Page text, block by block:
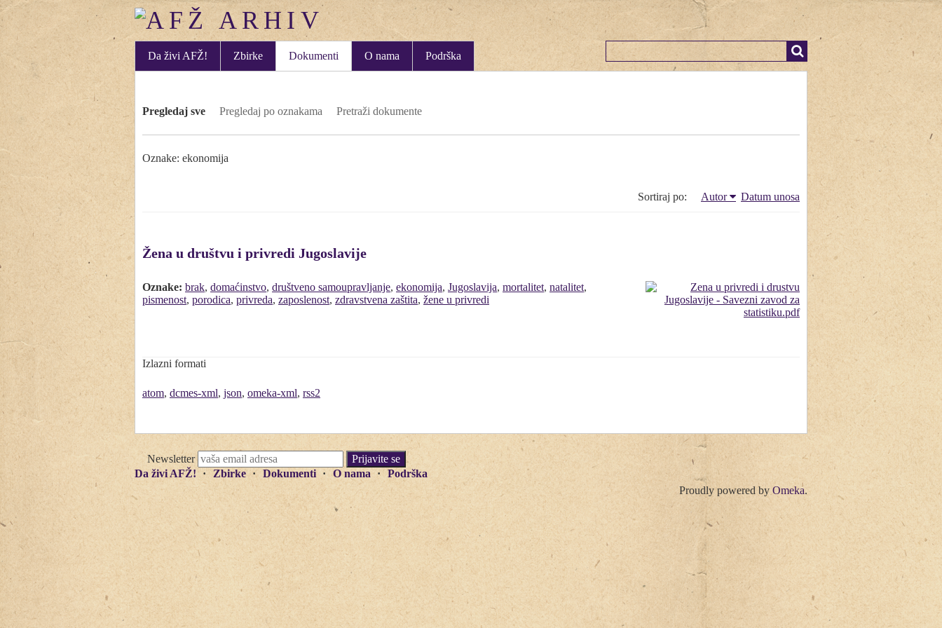
Da živi AFŽ! Zbirke Dokumenti O nama Podrška
Pregledaj sve Pregledaj po oznakama Pretraži dokumente
Oznake: ekonomija
Sortiraj po: Autor Datum unosa
Žena u društvu i privredi Jugoslavije
Oznake: brak, domaćinstvo, društveno samoupravljanje, ekonomija, Jugoslavija, mortalitet, natalitet,
pismenost, porodica, privreda, zaposlenost, zdravstvena zaštita, žene u privredi
Izlazni formati
atom, dcmes-xml, json, omeka-xml, rss2
Newsletter
Da živi AFŽ!
Zbirke Dokumenti O nama
Podrška
Proudly powered by Omeka.